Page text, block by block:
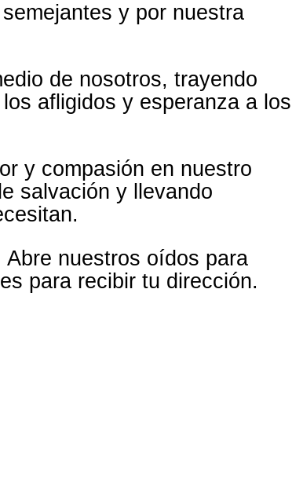
y por nuestra
de nosotros, trayendo
afligidos y esperanza a los
y compasión en nuestro
salvación y llevando
nuestros oídos para
para recibir tu dirección.